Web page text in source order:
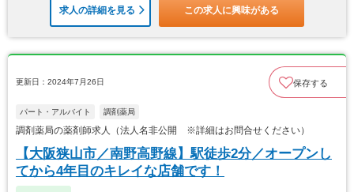
求人の詳細を見る この求人に興味がある
更新日：2024年7月26日 保存する
パート・アルバイト 調剤薬局
調剤薬局の薬剤師求人（法人名非公開 ※詳細はお問合せください）
【大阪狭山市／南野高野線】駅徒歩2分／オープンし
てから4年目のキレイな店舗です！